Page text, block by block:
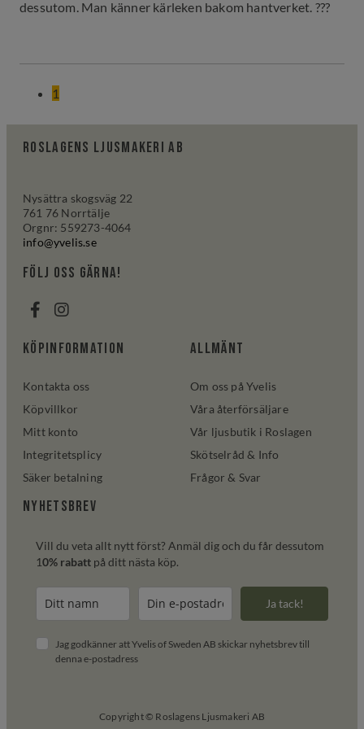
dessutom. Man känner kärleken bakom hantverket. ???
1
Roslagens ljusmakeri AB
Nysättra skogsväg 22
761 76 Norrtälje
Orgnr: 559273-4064
info@yvelis.se
följ oss gärna!
Köpinformation
Kontakta oss
Köpvillkor
Mitt konto
Integritetsplicy
Säker betalning
Allmänt
Om oss på Yvelis
Våra återförsäljare
Vår ljusbutik i Roslagen
Skötselråd & Info
Frågor & Svar
Nyhetsbrev
Vill du veta allt nytt först? Anmäl dig och du får dessutom
10% rabatt på ditt nästa köp.
Ja tack!
Jag godkänner att Yvelis of Sweden AB skickar nyhetsbrev till
denna e-postadress
Copyright © Roslagens Ljusmakeri AB